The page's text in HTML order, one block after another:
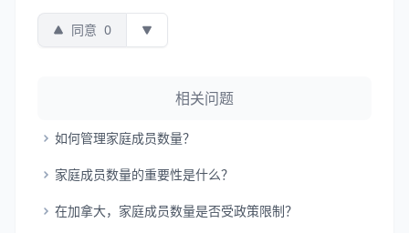
同意 0
相关问题
如何管理家庭成员数量？
家庭成员数量的重要性是什么？
在加拿大，家庭成员数量是否受政策限制？